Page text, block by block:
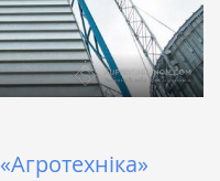
«Агротехніка»